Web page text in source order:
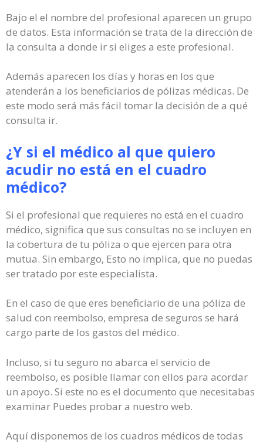
Bajo el el nombre del profesional aparecen un grupo
de datos. Esta información se trata de la dirección de
la consulta a donde ir si eliges a este profesional.
Además aparecen los días y horas en los que
atenderán a los beneficiarios de pólizas médicas. De
este modo será más fácil tomar la decisión de a qué
consulta ir.
¿Y si el médico al que quiero
acudir no está en el cuadro
médico?
Si el profesional que requieres no está en el cuadro
médico, significa que sus consultas no se incluyen en
la cobertura de tu póliza o que ejercen para otra
mutua. Sin embargo, Esto no implica, que no puedas
ser tratado por este especialista.
En el caso de que eres beneficiario de una póliza de
salud con reembolso, empresa de seguros se hará
cargo parte de los gastos del médico.
Incluso, si tu seguro no abarca el servicio de
reembolso, es posible llamar con ellos para acordar
un apoyo. Si este no es el documento que necesitabas
examinar Puedes probar a nuestro web.
Aquí disponemos de los cuadros médicos de todas